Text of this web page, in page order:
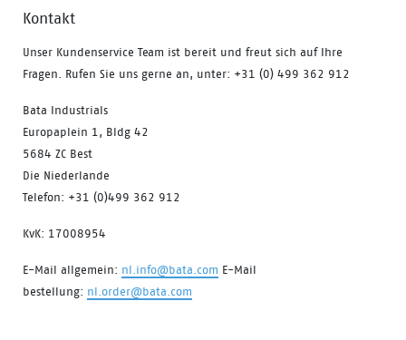
Kontakt
Unser Kundenservice Team ist bereit und freut sich auf Ihre
Fragen. Rufen Sie uns gerne an, unter: +31 (0) 499 362 912
Bata Industrials
Europaplein 1, Bldg 42
5684 ZC Best
Die Niederlande
Telefon: +31 (0)499 362 912
KvK: 17008954
E-Mail allgemein: nl.info@bata.com E-Mail
bestellung: nl.order@bata.com